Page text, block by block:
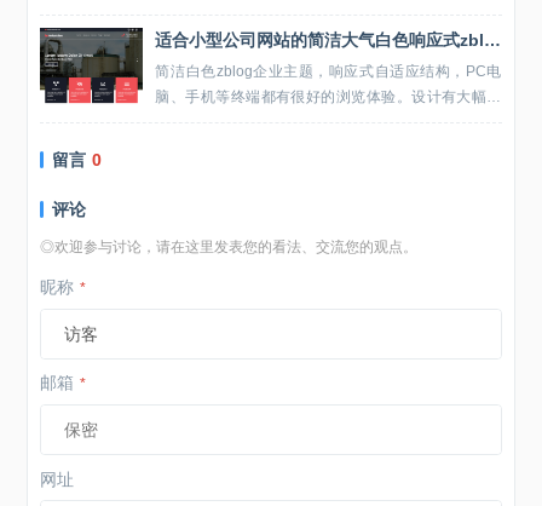
没有过多的交互效果、图标点缀，主打精致简约小巧
快速，让博客在电脑、平板、手机都能有非常棒的...适合小型公司网站的简洁大气白色响应式zblog企业主题
简洁白色zblog企业主题，响应式自适应结构，PC电
脑、手机等终端都有很好的浏览体验。设计有大幅幻
灯片、最新产品模块、新闻资讯模块、联系信息模
留言 0
评论
◎欢迎参与讨论，请在这里发表您的看法、交流您的观点。
昵称 *
邮箱 *
网址